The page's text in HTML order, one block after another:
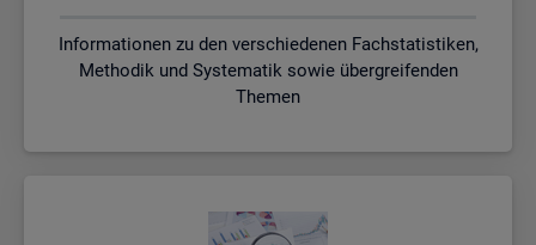
Informationen zu den verschiedenen Fachstatistiken,
Methodik und Systematik sowie übergreifenden
Themen